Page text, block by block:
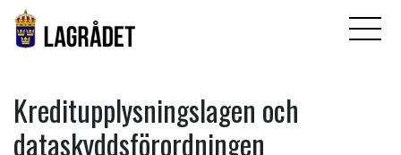
Kreditupplysningslagen och
dataskyddsförordningen